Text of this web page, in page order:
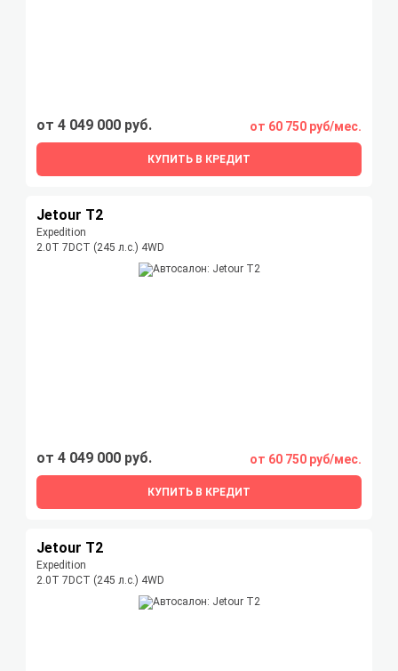
от 4 049 000 руб. от 60 750 руб/мес.
КУПИТЬ В КРЕДИТ
Jetour T2
Expedition
2.0T 7DCT (245 л.с.) 4WD
от 4 049 000 руб. от 60 750 руб/мес.
КУПИТЬ В КРЕДИТ
Jetour T2
Expedition
2.0T 7DCT (245 л.с.) 4WD